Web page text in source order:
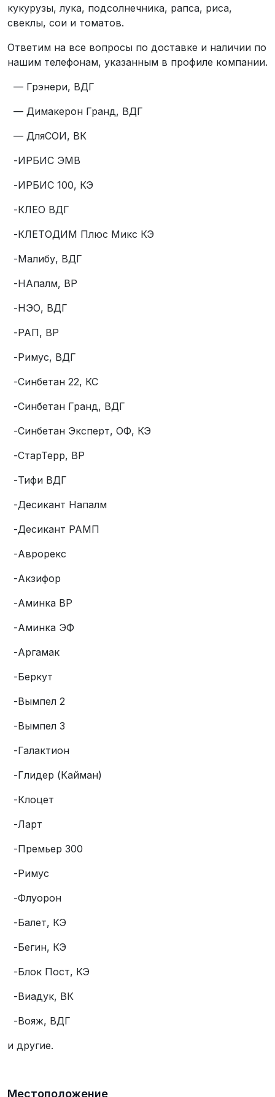
кукурузы, лука, подсолнечника, рапса, риса,
свеклы, сои и томатов.
Ответим на все вопросы по доставке и наличии по
нашим телефонам, указанным в профиле компании.
— Грэнери, ВДГ
— Димакерон Гранд, ВДГ
— ДляСОИ, ВК
-ИРБИС ЭМВ
-ИРБИС 100, КЭ
-КЛЕО ВДГ
-КЛЕТОДИМ Плюс Микс КЭ
-Малибу, ВДГ
-НАпалм, ВР
-НЭО, ВДГ
-РАП, ВР
-Римус, ВДГ
-Синбетан 22, КС
-Синбетан Гранд, ВДГ
-Синбетан Эксперт, ОФ, КЭ
-СтарТерр, ВР
-Тифи ВДГ
-Десикант Напалм
-Десикант РАМП
-Аврорекс
-Акзифор
-Аминка ВР
-Аминка ЭФ
-Аргамак
-Беркут
-Вымпел 2
-Вымпел 3
-Галактион
-Глидер (Кайман)
-Клоцет
-Ларт
-Премьер 300
-Римус
-Флуорон
-Балет, КЭ
-Бегин, КЭ
-Блок Пост, КЭ
-Виадук, ВК
-Вояж, ВДГ
и другие.
Местоположение